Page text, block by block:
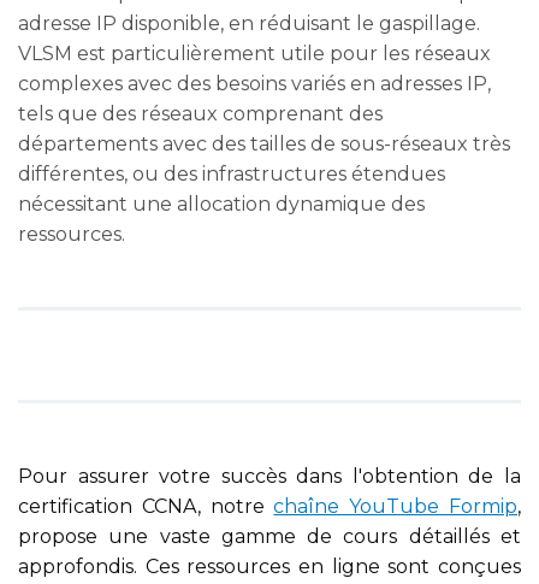
adresse IP disponible, en réduisant le gaspillage.
VLSM est particulièrement utile pour les réseaux
complexes avec des besoins variés en adresses IP,
tels que des réseaux comprenant des
départements avec des tailles de sous-réseaux très
différentes, ou des infrastructures étendues
nécessitant une allocation dynamique des
ressources.
Pour assurer votre succès dans l'obtention de la
certification CCNA, notrechaîne YouTube Formip,
propose une vaste gamme de cours détaillés et
approfondis. Ces ressources en ligne sont conçues